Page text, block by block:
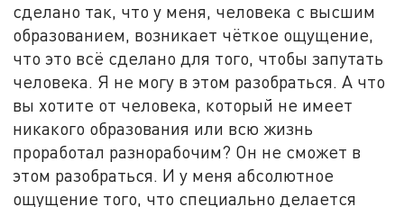
сделано так, что у меня, человека с высшим
образованием, возникает чёткое ощущение,
что это всё сделано для того, чтобы запутать
человека. Я не могу в этом разобраться. А что
вы хотите от человека, который не имеет
никакого образования или всю жизнь
проработал разнорабочим? Он не сможет в
этом разобраться. И у меня абсолютное
ощущение того, что специально делается